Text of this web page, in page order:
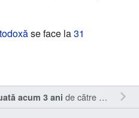
se face la31
acum 3 ani de către Sîmbotin